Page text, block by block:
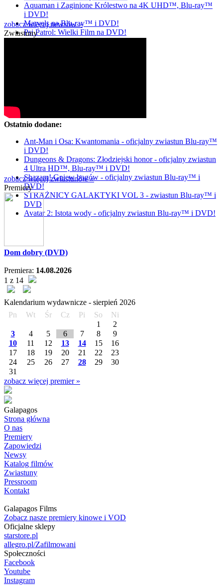
Aquaman i Zaginione Królestwo na 4K UHD™, Blu-ray™
i DVD!
Marvels na Blu-ray™ i DVD!
Psi Patrol: Wielki Film na DVD!
zobacz więcej newsów »
Zwiastuny
Ostatnio dodane:
Ant-Man i Osa: Kwantomania - oficjalny zwiastun Blu-ray™
i DVD!
Dungeons & Dragons: Złodziejski honor - oficjalny zwiastun
4 Ultra HD™, Blu-ray™ i DVD!
Shazam! Gniew bogów - oficjalny zwiastun Blu-ray™ i
DVD!
STRAŻNICY GALAKTYKI VOL 3 - zwiastun Blu-ray™ i
DVD
Avatar 2: Istota wody - oficjalny zwiastun Blu-ray™ i DVD!
zobacz więcej zwiastunów »
Premiery
Dom dobry (DVD)
Premiera: 14.08.2026
1 z 14
Kalendarium wydawnicze - sierpień 2026
Pn
Wt Śr Cz Pi So
Ni
1
2
3
4 5 6 7 8
9
10
11 12 13 14 15
16
17
18 19 20 21 22
23
24
25 26 27 28 29
30
31
zobacz więcej premier »
Galapagos
Strona główna
O nas
Premiery
Zapowiedzi
Newsy
Katalog filmów
Zwiastuny
Pressroom
Kontakt
Galapagos Films
Zobacz nasze premiery kinowe i VOD
Oficjalne sklepy
starstore.pl
allegro.pl/Zafilmowani
Społeczności
Facebook
Youtube
Instagram